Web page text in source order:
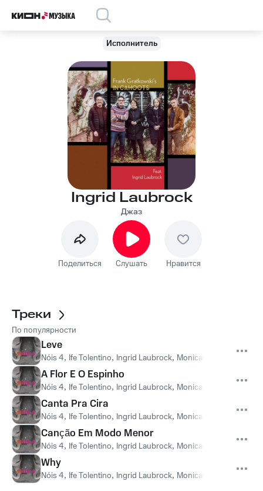
Исполнитель
Ingrid Laubrock
Джаз
Поделиться Слушать Нравится
Треки
По популярности
Leve
Nóis 4, Ife Tolentino, Ingrid Laubrock, Monica Vasconcelos
A Flor E O Espinho
Nóis 4, Ife Tolentino, Ingrid Laubrock, Monica Vasconcelos
Canta Pra Cira
Nóis 4, Ife Tolentino, Ingrid Laubrock, Monica Vasconcelos
Canção Em Modo Menor
Nóis 4, Ife Tolentino, Ingrid Laubrock, Monica Vasconcelos
Why
Nóis 4, Ife Tolentino, Ingrid Laubrock, Monica Vasconcelos